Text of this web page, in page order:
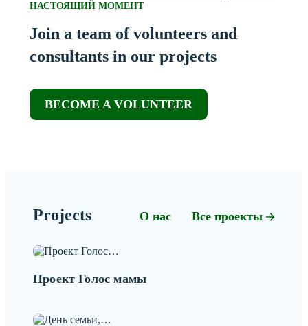
НАСТОЯЩИЙ МОМЕНТ
Join a team of volunteers and
consultants in our projects
BECOME A VOLUNTEER
Projects О нас Все проекты
Проект Голос мамы